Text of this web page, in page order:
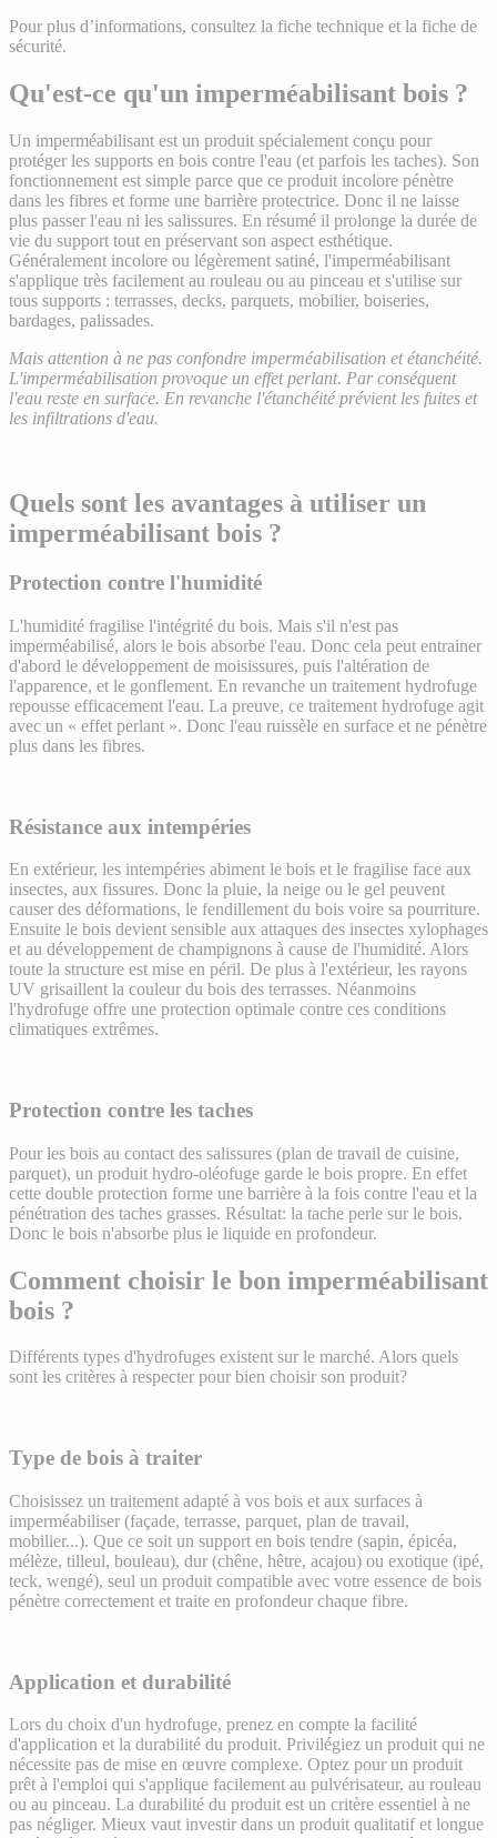
Pour plus d’informations, consultez la fiche technique et la fiche de
sécurité.
Qu'est-ce qu'un imperméabilisant bois ?
Un imperméabilisant est un produit spécialement conçu pour
protéger les supports en bois contre l'eau (et parfois les taches). Son
fonctionnement est simple parce que ce produit incolore pénètre
dans les fibres et forme une barrière protectrice. Donc il ne laisse
plus passer l'eau ni les salissures. En résumé il prolonge la durée de
vie du support tout en préservant son aspect esthétique.
Généralement incolore ou légèrement satiné, l'imperméabilisant
s'applique très facilement au rouleau ou au pinceau et s'utilise sur
tous supports : terrasses, decks, parquets, mobilier, boiseries,
bardages, palissades.
Mais attention à ne pas confondre imperméabilisation et étanchéité.
L'imperméabilisation provoque un effet perlant. Par conséquent
l'eau reste en surface. En revanche l'étanchéité prévient les fuites et
les infiltrations d'eau.
Quels sont les avantages à utiliser un
imperméabilisant bois ?
Protection contre l'humidité
L'humidité fragilise l'intégrité du bois. Mais s'il n'est pas
imperméabilisé, alors le bois absorbe l'eau. Donc cela peut entrainer
d'abord le développement de moisissures, puis l'altération de
l'apparence, et le gonflement. En revanche un traitement hydrofuge
repousse efficacement l'eau. La preuve, ce traitement hydrofuge agit
avec un « effet perlant ». Donc l'eau ruissèle en surface et ne pénètre
plus dans les fibres.
Résistance aux intempéries
En extérieur, les intempéries abiment le bois et le fragilise face aux
insectes, aux fissures. Donc la pluie, la neige ou le gel peuvent
causer des déformations, le fendillement du bois voire sa pourriture.
Ensuite le bois devient sensible aux attaques des insectes xylophages
et au développement de champignons à cause de l'humidité. Alors
toute la structure est mise en péril. De plus à l'extérieur, les rayons
UV grisaillent la couleur du bois des terrasses. Néanmoins
l'hydrofuge offre une protection optimale contre ces conditions
climatiques extrêmes.
Protection contre les taches
Pour les bois au contact des salissures (plan de travail de cuisine,
parquet), un produit hydro-oléofuge garde le bois propre. En effet
cette double protection forme une barrière à la fois contre l'eau et la
pénétration des taches grasses. Résultat: la tache perle sur le bois.
Donc le bois n'absorbe plus le liquide en profondeur.
Comment choisir le bon imperméabilisant
bois ?
Différents types d'hydrofuges existent sur le marché. Alors quels
sont les critères à respecter pour bien choisir son produit?
Type de bois à traiter
Choisissez un traitement adapté à vos bois et aux surfaces à
imperméabiliser (façade, terrasse, parquet, plan de travail,
mobilier...). Que ce soit un support en bois tendre (sapin, épicéa,
mélèze, tilleul, bouleau), dur (chêne, hêtre, acajou) ou exotique (ipé,
teck, wengé), seul un produit compatible avec votre essence de bois
pénètre correctement et traite en profondeur chaque fibre.
Application et durabilité
Lors du choix d'un hydrofuge, prenez en compte la facilité
d'application et la durabilité du produit. Privilégiez un produit qui ne
nécessite pas de mise en œuvre complexe. Optez pour un produit
prêt à l'emploi qui s'applique facilement au pulvérisateur, au rouleau
ou au pinceau. La durabilité du produit est un critère essentiel à ne
pas négliger. Mieux vaut investir dans un produit qualitatif et longue